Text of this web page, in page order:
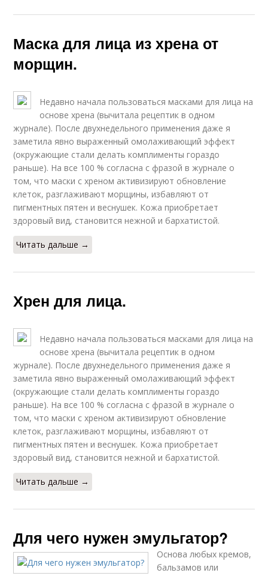
Маска для лица из хрена от
морщин.
Недавно начала пользоваться масками для лица на
основе хрена (вычитала рецептик в одном
журнале). После двухнедельного применения даже я
заметила явно выраженный омолаживающий эффект
(окружающие стали делать комплименты гораздо
раньше). На все 100 % согласна с фразой в журнале о
том, что маски с хреном активизируют обновление
клеток, разглаживают морщины, избавляют от
пигментных пятен и веснушек. Кожа приобретает
здоровый вид, становится нежной и бархатистой.
Читать дальше →
Хрен для лица.
Недавно начала пользоваться масками для лица на
основе хрена (вычитала рецептик в одном
журнале). После двухнедельного применения даже я
заметила явно выраженный омолаживающий эффект
(окружающие стали делать комплименты гораздо
раньше). На все 100 % согласна с фразой в журнале о
том, что маски с хреном активизируют обновление
клеток, разглаживают морщины, избавляют от
пигментных пятен и веснушек. Кожа приобретает
здоровый вид, становится нежной и бархатистой.
Читать дальше →
Для чего нужен эмульгатор?
Основа любых кремов,
бальзамов или